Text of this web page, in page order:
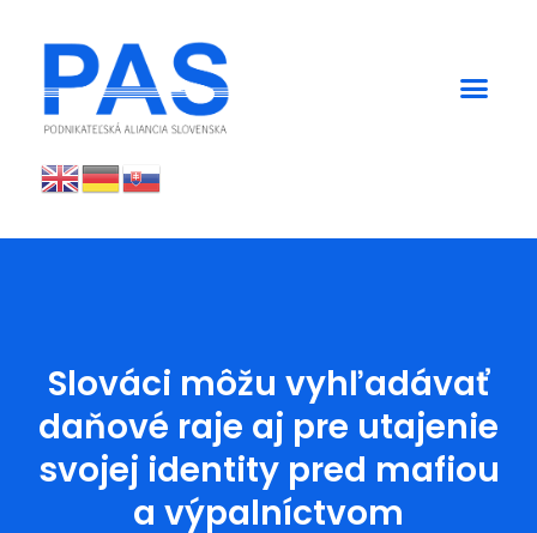
Slováci môžu vyhľadávať
daňové raje aj pre utajenie
svojej identity pred mafiou
a výpalníctvom